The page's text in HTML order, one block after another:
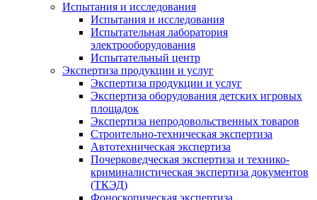
Испытания и исследования
Испытания и исследования
Испытательная лаборатория
электрооборудования
Испытательный центр
Экспертиза продукции и услуг
Экспертиза продукции и услуг
Экспертиза оборудования детских игровых
площадок
Экспертиза непродовольственных товаров
Строительно-техническая экспертиза
Автотехническая экспертиза
Почерковедческая экспертиза и технико-
криминалистическая экспертиза документов
(ТКЭД)
Фоноскопическая экспертиза